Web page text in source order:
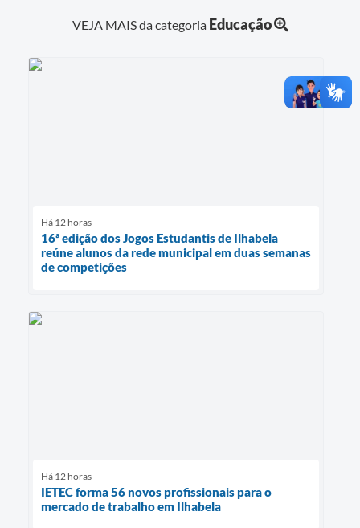
VEJA MAIS da categoria Educação
Há 12 horas
16ª edição dos Jogos Estudantis de Ilhabela
reúne alunos da rede municipal em duas semanas
de competições
Há 12 horas
IETEC forma 56 novos profissionais para o
mercado de trabalho em Ilhabela